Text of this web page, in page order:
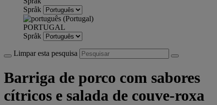
Språk
PORTUGAL
Språk
Limpar esta pesquisa
Barriga de porco com sabores
cítricos e salada de couve-roxa